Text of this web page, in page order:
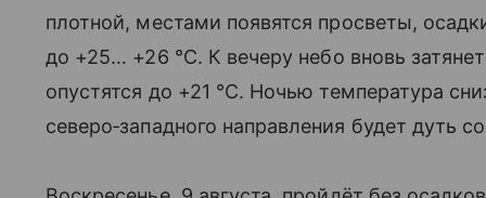
плотной, местами появятся просветы,
до +25… +26 °C. К вечеру небо вновь
опустятся до +21 °C. Ночью температура
северо‑западного направления будет дуть